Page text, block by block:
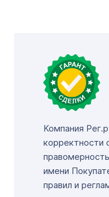
Компания
корректности
имени
правил и